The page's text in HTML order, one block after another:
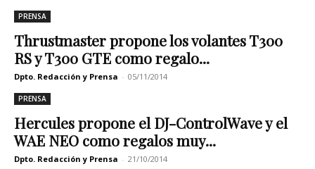
PRENSA
Thrustmaster propone los volantes T300
RS y T300 GTE como regalo...
Dpto. Redacción y Prensa - 05/11/2014
PRENSA
Hercules propone el DJ-ControlWave y el
WAE NEO como regalos muy...
Dpto. Redacción y Prensa - 21/10/2014